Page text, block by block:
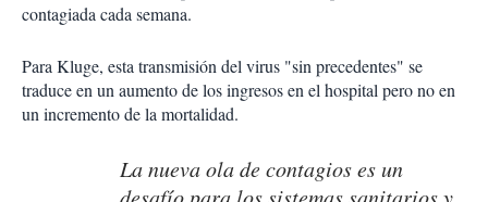
contagiada cada semana.
Para Kluge, esta transmisión del virus "sin precedentes" se
traduce en un aumento de los ingresos en el hospital pero no en
un incremento de la mortalidad.
La nueva ola de contagios es un